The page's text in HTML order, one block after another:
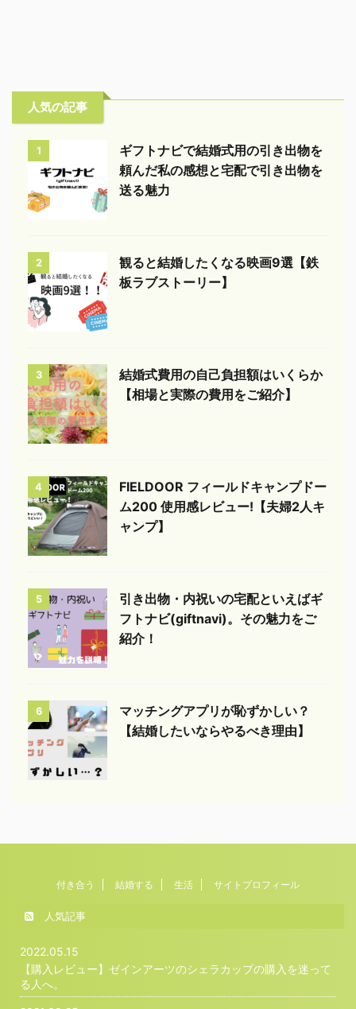
人気の記事
1
ギフトナビで結婚式用の引き出物を
頼んだ私の感想と宅配で引き出物を
送る魅力
2
観ると結婚したくなる映画9選【鉄
板ラブストーリー】
3
結婚式費用の自己負担額はいくらか
【相場と実際の費用をご紹介】
4
FIELDOOR フィールドキャンプドー
ム200 使用感レビュー!【夫婦2人キ
ャンプ】
5
引き出物・内祝いの宅配といえばギ
フトナビ(giftnavi)。その魅力をご
紹介！
6
マッチングアプリが恥ずかしい？
【結婚したいならやるべき理由】
付き合う 結婚する 生活 サイトプロフィール
人気記事
2022.05.15
【購入レビュー】ゼインアーツのシェラカップの購入を迷って
る人へ。